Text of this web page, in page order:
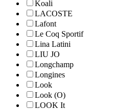
Koali
LACOSTE
Lafont
Le Coq Sportif
Lina Latini
LIU JO
Longchamp
Longines
Look
Look (O)
LOOK It